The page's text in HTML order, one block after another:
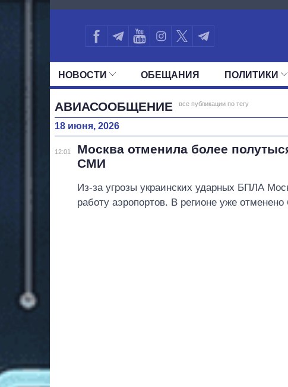
1461
НОВОСТИ ОБЕЩАНИЯ ПОЛИТИКИ
ВСЕ ПОЛИТИКИ ПРЕЗИДЕНТ И ОФИС
АВИАСООБЩЕНИЕ все публикации по тегу
18 июня, 2026
12:01
Москва отменила более
СМИ
Из-за угрозы украинских ударных БПЛА
работу аэропортов. В регионе уже